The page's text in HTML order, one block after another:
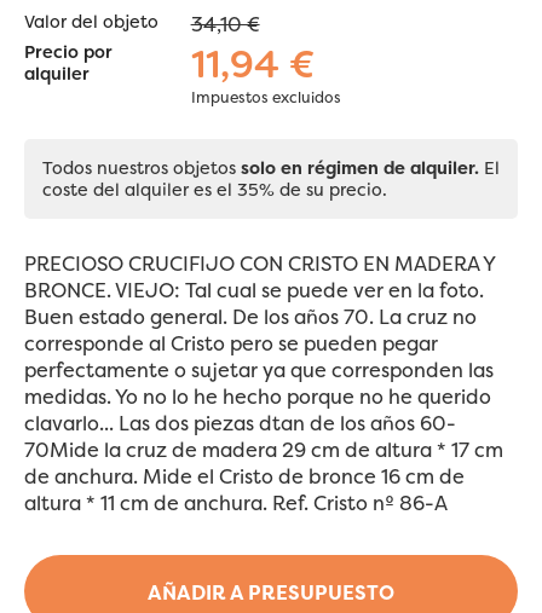
AÑADIR A PRESUPUESTO
Valor del objeto 34,10 €
Precio por
alquiler
11,94 €
Impuestos excluidos
Todos nuestros objetos solo en régimen de alquiler. El
coste del alquiler es el 35% de su precio.
PRECIOSO CRUCIFIJO CON CRISTO EN MADERA Y
BRONCE. VIEJO: Tal cual se puede ver en la foto.
Buen estado general. De los años 70. La cruz no
corresponde al Cristo pero se pueden pegar
perfectamente o sujetar ya que corresponden las
medidas. Yo no lo he hecho porque no he querido
clavarlo... Las dos piezas dtan de los años 60-
70Mide la cruz de madera 29 cm de altura * 17 cm
de anchura. Mide el Cristo de bronce 16 cm de
altura * 11 cm de anchura. Ref. Cristo nº 86-A